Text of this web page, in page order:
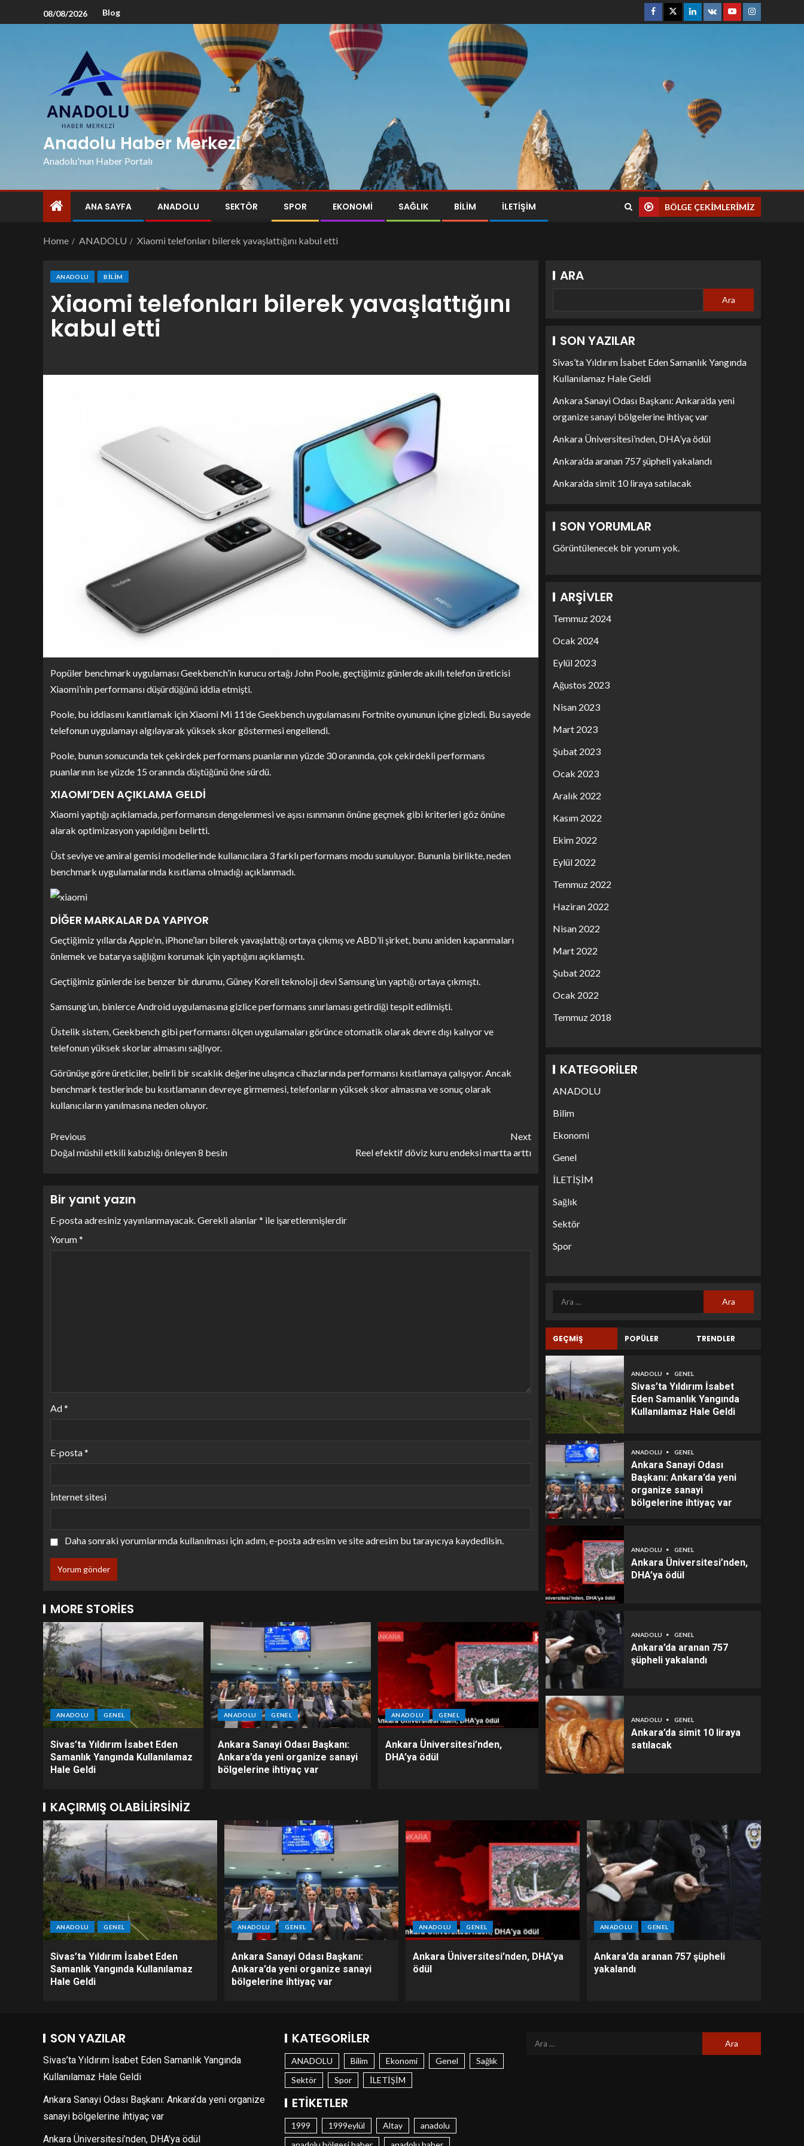
08/08/2026 Blog
Anadolu Haber Merkezi
Anadolu'nun Haber Portalı
ANA SAYFA ANADOLU SEKTÖR SPOR EKONOMI SAĞLIK BILIM İLETİŞİM BÖLGE ÇEKIMLERIMIZ
Home ANADOLU Xiaomi telefonları bilerek yavaşlattığını kabul etti
ANADOLU BILIM
Xiaomi telefonları bilerek yavaşlattığını
kabul etti
Popüler benchmark uygulaması Geekbench’in kurucu ortağı John Poole, geçtiğimiz günlerde akıllı telefon üreticisi
Xiaomi’nin performansı düşürdüğünü iddia etmişti.
Poole, bu iddiasını kanıtlamak için Xiaomi Mi 11’de Geekbench uygulamasını Fortnite oyununun içine gizledi. Bu sayede
telefonun uygulamayı algılayarak yüksek skor göstermesi engellendi.
Poole, bunun sonucunda tek çekirdek performans puanlarının yüzde 30 oranında, çok çekirdekli performans
puanlarının ise yüzde 15 oranında düştüğünü öne sürdü.
XIAOMI’DEN AÇIKLAMA GELDİ
Xiaomi yaptığı açıklamada, performansın dengelenmesi ve aşısı ısınmanın önüne geçmek gibi kriterleri göz önüne
alarak optimizasyon yapıldığını belirtti.
Üst seviye ve amiral gemisi modellerinde kullanıcılara 3 farklı performans modu sunuluyor. Bununla birlikte, neden
benchmark uygulamalarında kısıtlama olmadığı açıklanmadı.
DİĞER MARKALAR DA YAPIYOR
Geçtiğimiz yıllarda Apple’ın, iPhone’ları bilerek yavaşlattığı ortaya çıkmış ve ABD’li şirket, bunu aniden kapanmaları
önlemek ve batarya sağlığını korumak için yaptığını açıklamıştı.
Geçtiğimiz günlerde ise benzer bir durumu, Güney Koreli teknoloji devi Samsung’un yaptığı ortaya çıkmıştı.
Samsung’un, binlerce Android uygulamasına gizlice performans sınırlaması getirdiği tespit edilmişti.
Üstelik sistem, Geekbench gibi performansı ölçen uygulamaları görünce otomatik olarak devre dışı kalıyor ve
telefonun yüksek skorlar almasını sağlıyor.
Görünüşe göre üreticiler, belirli bir sıcaklık değerine ulaşınca cihazlarında performansı kısıtlamaya çalışıyor. Ancak
benchmark testlerinde bu kısıtlamanın devreye girmemesi, telefonların yüksek skor almasına ve sonuç olarak
kullanıcıların yanılmasına neden oluyor.
Previous
Doğal müshil etkili kabızlığı önleyen 8 besin
Next
Reel efektif döviz kuru endeksi martta arttı
Bir yanıt yazın
E-posta adresiniz yayınlanmayacak.Gerekli alanlar* ile işaretlenmişlerdir
Yorum*
Ad*
E-posta*
İnternet sitesi
Daha sonraki yorumlarımda kullanılması için adım, e-posta adresim ve site adresim bu tarayıcıya kaydedilsin.
MORE STORIES
ANADOLU GENEL
Sivas’ta Yıldırım İsabet Eden
Samanlık Yangında Kullanılamaz
Hale Geldi
ANADOLU GENEL
Ankara Sanayi Odası Başkanı:
Ankara’da yeni organize sanayi
bölgelerine ihtiyaç var
ANADOLU GENEL
Ankara Üniversitesi’nden,
DHA’ya ödül
ARA
Ara
SON YAZILAR
Sivas’ta Yıldırım İsabet Eden Samanlık Yangında
Kullanılamaz Hale Geldi
Ankara Sanayi Odası Başkanı: Ankara’da yeni
organize sanayi bölgelerine ihtiyaç var
Ankara Üniversitesi’nden, DHA’ya ödül
Ankara’da aranan 757 şüpheli yakalandı
Ankara’da simit 10 liraya satılacak
SON YORUMLAR
Görüntülenecek bir yorum yok.
ARŞIVLER
Temmuz 2024
Ocak 2024
Eylül 2023
Ağustos 2023
Nisan 2023
Mart 2023
Şubat 2023
Ocak 2023
Aralık 2022
Kasım 2022
Ekim 2022
Eylül 2022
Temmuz 2022
Haziran 2022
Nisan 2022
Mart 2022
Şubat 2022
Ocak 2022
Temmuz 2018
KATEGORILER
ANADOLU
Bilim
Ekonomi
Genel
İLETİŞİM
Sağlık
Sektör
Spor
GEÇMİŞ POPÜLER TRENDLER
ANADOLU GENEL
Sivas’ta Yıldırım İsabet
Eden Samanlık Yangında
Kullanılamaz Hale Geldi
ANADOLU GENEL
Ankara Sanayi Odası
Başkanı: Ankara’da yeni
organize sanayi
bölgelerine ihtiyaç var
ANADOLU GENEL
Ankara Üniversitesi’nden,
DHA’ya ödül
ANADOLU GENEL
Ankara’da aranan 757
şüpheli yakalandı
ANADOLU GENEL
Ankara’da simit 10 liraya
satılacak
KAÇIRMIŞ OLABILIRSINIZ
ANADOLU GENEL
Sivas’ta Yıldırım İsabet Eden
Samanlık Yangında Kullanılamaz
Hale Geldi
ANADOLU GENEL
Ankara Sanayi Odası Başkanı:
Ankara’da yeni organize sanayi
bölgelerine ihtiyaç var
ANADOLU GENEL
Ankara Üniversitesi’nden, DHA’ya
ödül
ANADOLU GENEL
Ankara’da aranan 757 şüpheli
yakalandı
SON YAZILAR
Sivas’ta Yıldırım İsabet Eden Samanlık Yangında
Kullanılamaz Hale Geldi
Ankara Sanayi Odası Başkanı: Ankara’da yeni organize
sanayi bölgelerine ihtiyaç var
Ankara Üniversitesi’nden, DHA’ya ödül
KATEGORILER
ANADOLU Bilim Ekonomi Genel
Sağlık
Sektör
Spor İLETİŞİM
ETIKETLER
1999 1999eylül Altay
anadolu